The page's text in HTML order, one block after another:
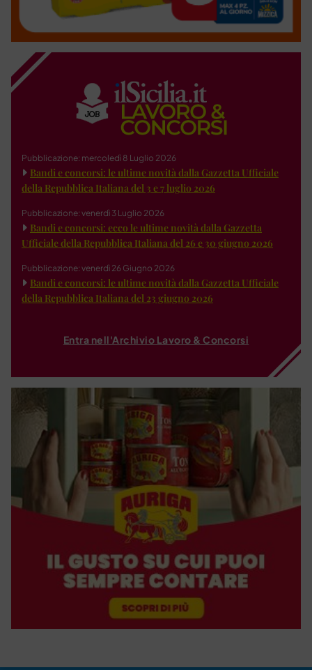
Pubblicazione: mercoledì 8 Luglio 2026
Bandi e concorsi: le ultime novità dalla Gazzetta Ufficiale
della Repubblica Italiana del 3 e 7 luglio 2026
Pubblicazione: venerdì 3 Luglio 2026
Bandi e concorsi: ecco le ultime novità dalla Gazzetta
Ufficiale della Repubblica Italiana del 26 e 30 giugno 2026
Pubblicazione: venerdì 26 Giugno 2026
Bandi e concorsi: le ultime novità dalla Gazzetta Ufficiale
della Repubblica Italiana del 23 giugno 2026
Entra nell'Archivio Lavoro & Concorsi